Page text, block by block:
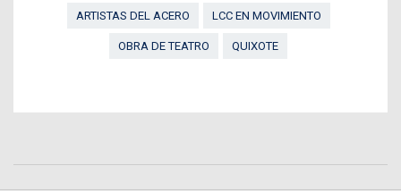
ARTISTAS DEL ACERO
LCC EN MOVIMIENTO
OBRA DE TEATRO QUIXOTE